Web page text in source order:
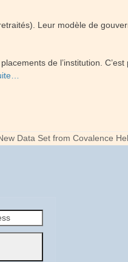
Leur modèle de
de l’institution.
Data Set from Covalence